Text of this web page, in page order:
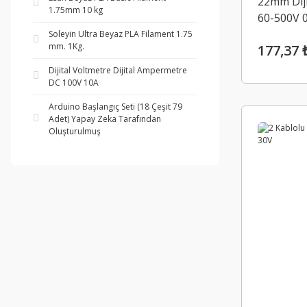
1.75mm 10 kg
Soleyin Ultra Beyaz PLA Filament 1.75
mm. 1Kg.
Dijital Voltmetre Dijital Ampermetre
DC 100V 10A
Arduino Başlangıç Seti (18 Çeşit 79
Adet) Yapay Zeka Tarafından
Oluşturulmuş
60-500V
177,37